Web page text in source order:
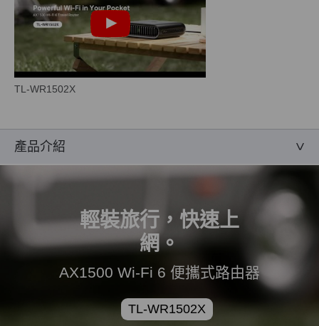
TL-WR1502X
產品介紹
輕裝旅行，快速上
網。
AX1500 Wi-Fi 6 便攜式路由器
TL-WR1502X